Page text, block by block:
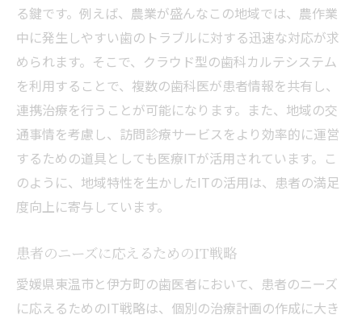
る鍵です。例えば、農業が盛んなこの地域では、農作業
中に発生しやすい歯のトラブルに対する迅速な対応が求
められます。そこで、クラウド型の歯科カルテシステム
を利用することで、複数の歯科医が患者情報を共有し、
連携治療を行うことが可能になります。また、地域の交
通事情を考慮し、訪問診療サービスをより効率的に運営
するための道具としても医療ITが活用されています。こ
のように、地域特性を生かしたITの活用は、患者の満足
度向上に寄与しています。
患者のニーズに応えるためのIT戦略
愛媛県東温市と伊方町の歯医者において、患者のニーズ
に応えるためのIT戦略は、個別の治療計画の作成に大き